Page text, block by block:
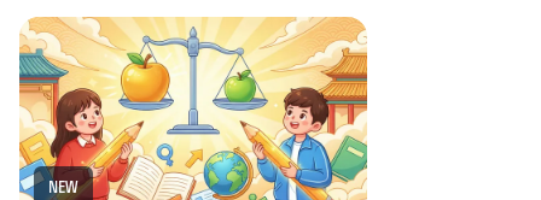
NEW